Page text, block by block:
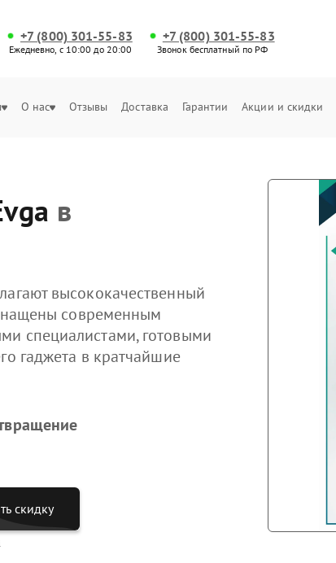
+7 (800) 301-55-83
Ежедневно, с 10:00 до 20:00
+7 (800) 301-55-83
Звонок бесплатный по РФ
О нас Отзывы Доставка Гарантии Акции и скидки
в
высококачественный
современным
специалистами, готовыми
гаджета в кратчайшие
скидку